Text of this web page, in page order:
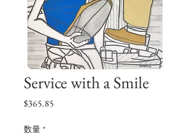
Service with a Smile
$365.85
数量 *